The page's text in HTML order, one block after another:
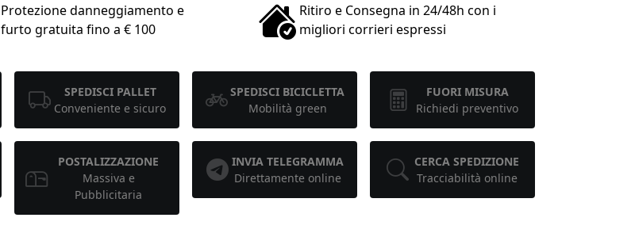
Protezione danneggiamento e
furto gratuita fino a € 100
Ritiro e Consegna in 24/48h con i
migliori corrieri espressi
SPEDISCI PALLET
Conveniente e sicuro
SPEDISCI BICICLETTA
Mobilità green
FUORI MISURA
Richiedi preventivo
POSTALIZZAZIONE
Massiva e
Pubblicitaria
INVIA TELEGRAMMA
Direttamente online
CERCA SPEDIZIONE
Tracciabilità online